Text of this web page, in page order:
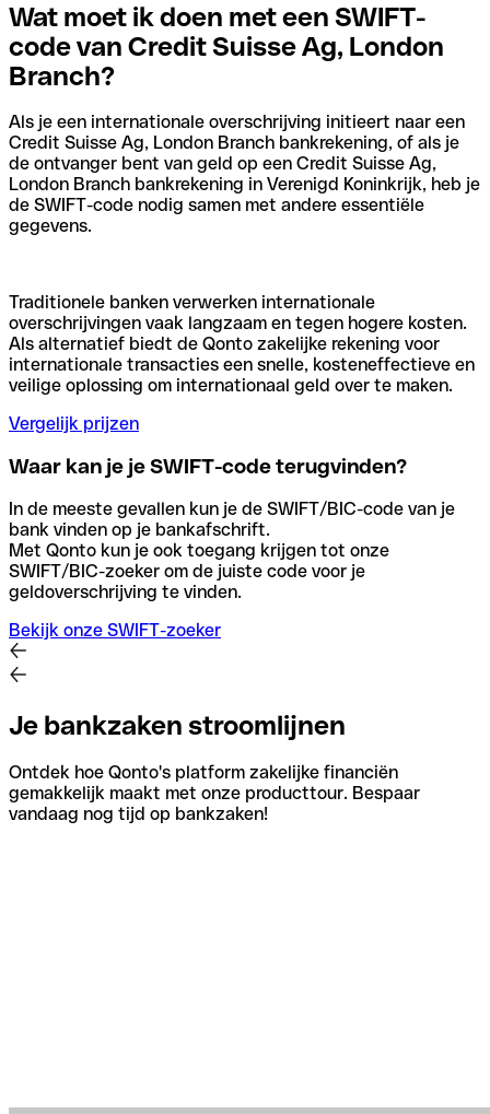
Wat moet ik doen met een SWIFT-
code van Credit Suisse Ag, London
Branch?
Als je een internationale overschrijving initieert naar een
Credit Suisse Ag, London Branch bankrekening, of als je
de ontvanger bent van geld op een Credit Suisse Ag,
London Branch bankrekening in Verenigd Koninkrijk, heb je
de SWIFT-code nodig samen met andere essentiële
gegevens.
Traditionele banken verwerken internationale
overschrijvingen vaak langzaam en tegen hogere kosten.
Als alternatief biedt de Qonto zakelijke rekening voor
internationale transacties een snelle, kosteneffectieve en
veilige oplossing om internationaal geld over te maken.
Vergelijk prijzen
Waar kan je je SWIFT-code terugvinden?
In de meeste gevallen kun je de SWIFT/BIC-code van je
bank vinden op je bankafschrift.
Met Qonto kun je ook toegang krijgen tot onze
SWIFT/BIC-zoeker om de juiste code voor je
geldoverschrijving te vinden.
Bekijk onze SWIFT-zoeker
Je bankzaken stroomlijnen
Ontdek hoe Qonto's platform zakelijke financiën
gemakkelijk maakt met onze producttour. Bespaar
vandaag nog tijd op bankzaken!